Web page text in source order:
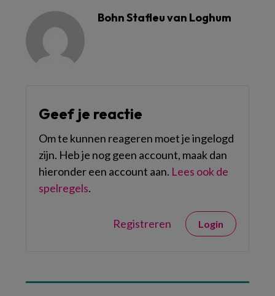
Bohn Stafleu van Loghum
Geef je reactie
Om te kunnen reageren moet je ingelogd
zijn. Heb je nog geen account, maak dan
hieronder een account aan. Lees ook de
spelregels.
Registreren Login